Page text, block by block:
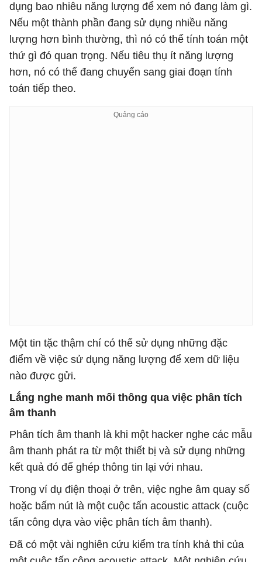
dụng bao nhiêu năng lượng để xem nó đang làm gì.
Nếu một thành phần đang sử dụng nhiều năng
lượng hơn bình thường, thì nó có thể tính toán một
thứ gì đó quan trọng. Nếu tiêu thụ ít năng lượng
hơn, nó có thể đang chuyển sang giai đoạn tính
toán tiếp theo.
Một tin tặc thậm chí có thể sử dụng những đặc
điểm về việc sử dụng năng lượng để xem dữ liệu
nào được gửi.
Lắng nghe manh mối thông qua việc phân tích
âm thanh
Phân tích âm thanh là khi một hacker nghe các mẫu
âm thanh phát ra từ một thiết bị và sử dụng những
kết quả đó để ghép thông tin lại với nhau.
Trong ví dụ điện thoại ở trên, việc nghe âm quay số
hoặc bấm nút là một cuộc tấn acoustic attack (cuộc
tấn công dựa vào việc phân tích âm thanh).
Đã có một vài nghiên cứu kiểm tra tính khả thi của